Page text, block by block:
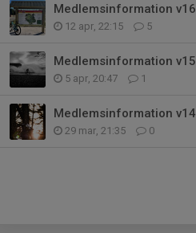
Medlemsinformation v16
12 apr, 22:15 5
Medlemsinformation v15
5 apr, 20:47 1
Medlemsinformation v14
29 mar, 21:35 0